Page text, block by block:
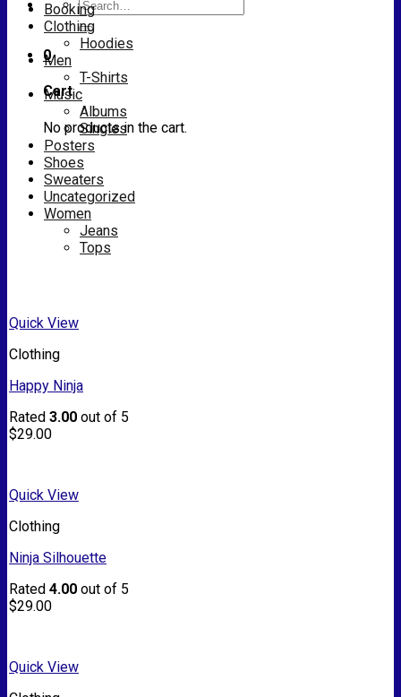
Search
for:
0
Cart
No products in the cart.
Booking
Clothing
Hoodies
Men
T-Shirts
Music
Albums
Singles
Posters
Shoes
Sweaters
Uncategorized
Women
Jeans
Tops
Quick View
Clothing
Happy Ninja
Rated 3.00 out of 5
$29.00
Quick View
Clothing
Ninja Silhouette
Rated 4.00 out of 5
$29.00
Quick View